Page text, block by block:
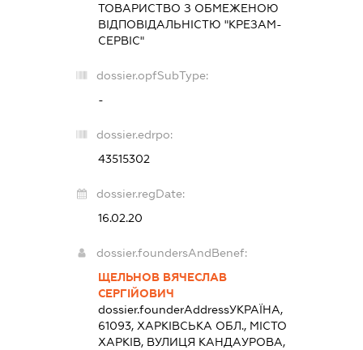
ТОВАРИСТВО З ОБМЕЖЕНОЮ
ВІДПОВІДАЛЬНІСТЮ "КРЕЗАМ-
СЕРВІС"
dossier.opfSubType:
-
dossier.edrpo:
43515302
dossier.regDate:
16.02.20
dossier.foundersAndBenef:
ЩЕЛЬНОВ ВЯЧЕСЛАВ
СЕРГІЙОВИЧ
dossier.founderAddressУКРАЇНА,
61093, ХАРКІВСЬКА ОБЛ., МІСТО
ХАРКІВ, ВУЛИЦЯ КАНДАУРОВА,